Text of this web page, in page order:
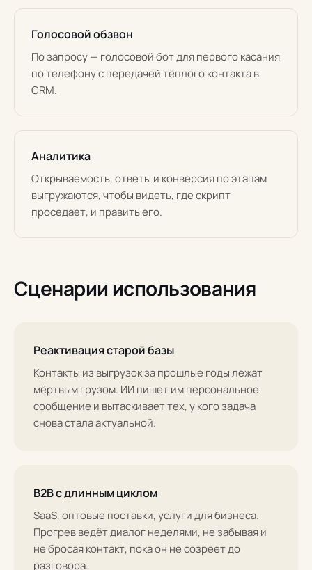
Голосовой обзвон
По запросу — голосовой бот для первого касания
по телефону с передачей тёплого контакта в
CRM.
Аналитика
Открываемость, ответы и конверсия по этапам
выгружаются, чтобы видеть, где скрипт
проседает, и править его.
Сценарии использования
Реактивация старой базы
Контакты из выгрузок за прошлые годы лежат
мёртвым грузом. ИИ пишет им персональное
сообщение и вытаскивает тех, у кого задача
снова стала актуальной.
B2B с длинным циклом
SaaS, оптовые поставки, услуги для бизнеса.
Прогрев ведёт диалог неделями, не забывая и
не бросая контакт, пока он не созреет до
разговора.